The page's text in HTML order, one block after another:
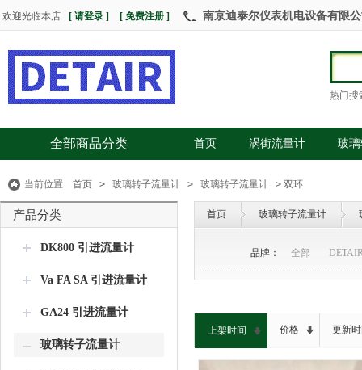
欢迎光临本店 [ 请登录 ] [ 免费注册 ] 南京迪泰尔仪表机电设备有限
热门搜
全部商品分类 首页 涡街流量计 玻
当前位置: 首页 > 玻璃转子流量计 > 玻璃转子流量计 > 双环
产品分类
DK800 引进流量计
Va FA SA 引进流量计
GA24 引进流量计
玻璃转子流量计
首页 玻璃转子流量计
品牌： 全部
上架时间 价格 更新